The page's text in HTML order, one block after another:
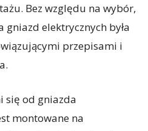
Bez względu na wybór,
elektrycznych była
przepisami i
się od gniazda
montowane na